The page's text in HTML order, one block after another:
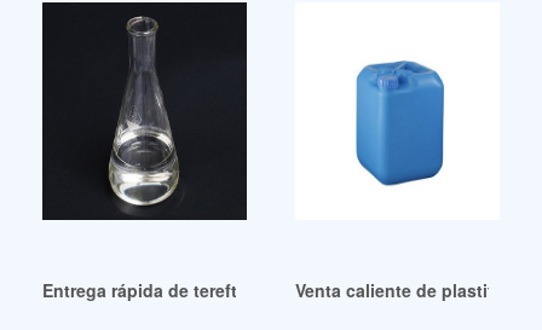
Entrega rápida de tereftalato de dioctilo dotp como materia
Venta caliente de